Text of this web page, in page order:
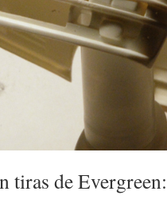
tiras de Evergreen: